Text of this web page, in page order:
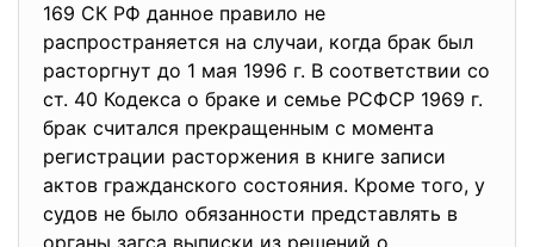
169 СК РФ данное правило не
распространяется на случаи, когда брак был
расторгнут до 1 мая 1996 г. В соответствии со
ст. 40 Кодекса о браке и семье РСФСР 1969 г.
брак считался прекращенным с момента
регистрации расторжения в книге записи
актов гражданского состояния. Кроме того, у
судов не было обязанности представлять в
органы загса выписки из решений о